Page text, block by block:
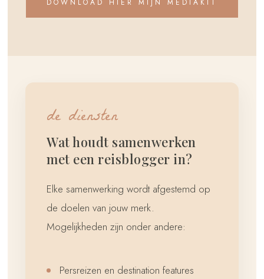
DOWNLOAD HIER MIJN MEDIAKIT
de diensten
Wat houdt samenwerken
met een reisblogger in?
Elke samenwerking wordt afgestemd op
de doelen van jouw merk.
Mogelijkheden zijn onder andere:
Persreizen en destination features